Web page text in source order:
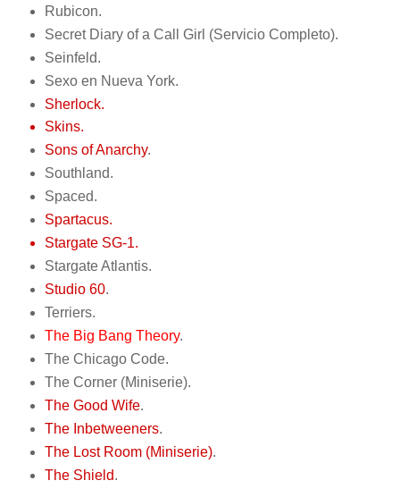
Rubicon.
Secret Diary of a Call Girl (Servicio Completo).
Seinfeld.
Sexo en Nueva York.
Sherlock.
Skins.
Sons of Anarchy.
Southland.
Spaced.
Spartacus.
Stargate SG-1.
Stargate Atlantis.
Studio 60.
Terriers.
The Big Bang Theory.
The Chicago Code.
The Corner (Miniserie).
The Good Wife.
The Inbetweeners.
The Lost Room (Miniserie).
The Shield.